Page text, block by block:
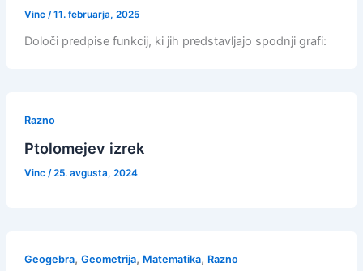
Vinc /11. februarja, 2025
Določi predpise funkcij, ki jih predstavljajo spodnji grafi:
Razno
Ptolomejev izrek
Vinc /25. avgusta, 2024
Geogebra, Geometrija, Matematika, Razno